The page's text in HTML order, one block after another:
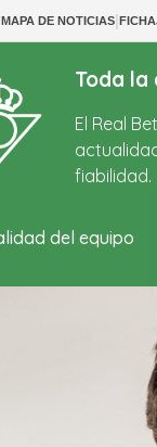
MAPA DE NOTICIAS|
Toda la
El Real
fiabilidad.
del equipo